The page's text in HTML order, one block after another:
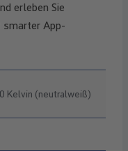
erleben Sie
smarter App-
Kelvin (neutralweiß)